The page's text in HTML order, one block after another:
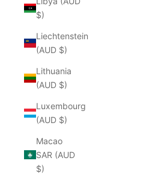
$)
Liechtenstein
(AUD $)
Lithuania
(AUD $)
Luxembourg
(AUD $)
Macao
SAR (AUD
$)